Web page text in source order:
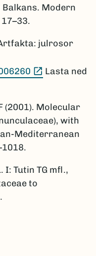
Modern
julrosor
(Ekstern
Lasta ned
(2001). Molecular
with
Mediterranean
I: Tutin TG mfl.,
to